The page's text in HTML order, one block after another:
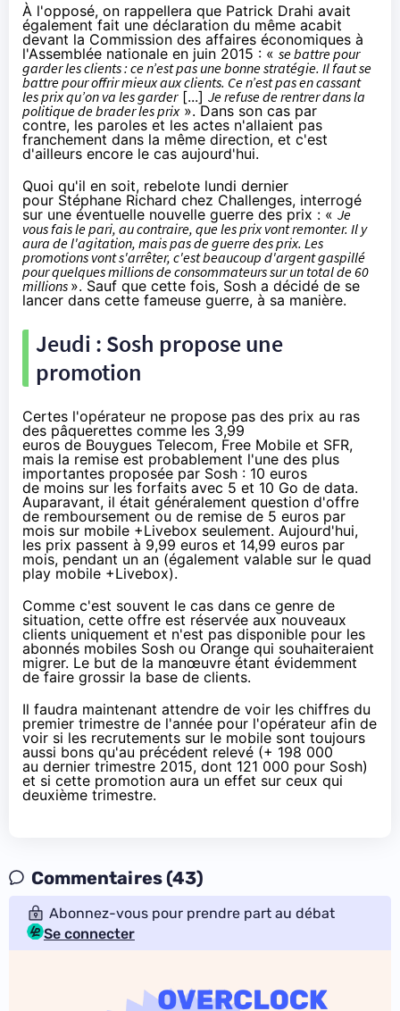
À l'opposé, on rappellera que Patrick Drahi avait
également fait une déclaration du même acabit
devant la Commission des affaires économiques à
l'Assemblée nationale en juin 2015 : « se battrepour
garder les clients : ce n’est pas une bonne stratégie. Il faut se
battre pour offrir mieux aux clients. Ce n’est pas en cassant
les prix qu’on va les garder[...] Je refuse de rentrer dans la
politique de brader les prix». Dans son cas par
contre, les paroles et les actes n'allaient pas
franchement dans la même direction, et c'est
d'ailleurs encore le cas aujourd'hui.
Quoi qu'il en soit, rebelote lundi dernier
pour Stéphane Richard chez Challenges, interrogé
sur une éventuelle nouvelle guerre des prix : « Je
vous fais le pari, au contraire, que les prix vont remonter. Il y
aura de l'agitation, mais pas de guerre des prix. Les
promotions vont s'arrêter, c'est beaucoup d'argent gaspillé
pour quelques millions de consommateurs sur un total de 60
millions ». Sauf que cette fois, Sosh a décidé de se
lancer dans cette fameuse guerre, à sa manière.
Jeudi : Sosh propose une
promotion
Certes l'opérateur ne propose pas des prix au ras
des pâquerettes comme les 3,99
euros de Bouygues Telecom, Free Mobile et SFR,
mais la remise est probablement l'une des plus
importantes proposée par Sosh : 10 euros
de moins sur les forfaits avec 5 et 10 Go de data.
Auparavant, il était généralement question d'offre
de remboursement ou de remise de 5 euros par
mois sur mobile +Livebox seulement. Aujourd'hui,
les prix passent à 9,99 euros et 14,99 euros par
mois, pendant un an (également valable sur le quad
play mobile +Livebox).
Comme c'est souvent le cas dans ce genre de
situation, cette offre est réservée aux nouveaux
clients uniquement et n'est pas disponible pour les
abonnés mobiles Sosh ou Orange qui souhaiteraient
migrer. Le but de la manœuvre étant évidemment
de faire grossir la base de clients.
Il faudra maintenant attendre de voir les chiffres du
premier trimestre de l'année pour l'opérateur afin de
voir si les recrutements sur le mobile sont toujours
aussi bons qu'au précédent relevé (+ 198 000
au dernier trimestre 2015, dont 121 000 pour Sosh)
et si cette promotion aura un effet sur ceux qui
deuxième trimestre.
Commentaires (43)
Abonnez-vous pour prendre part au débat
Se connecter